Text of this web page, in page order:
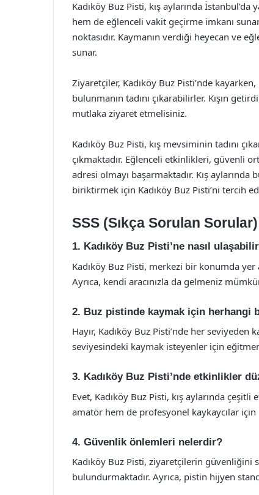
Kadıköy Buz Pisti, kış aylarında
hem de eğlenceli vakit geçirme imkanı
noktasıdır. Kaymanın verdiği heyecan ve
sunar.
Ziyaretçiler, Kadıköy Buz Pisti’nde
bulunmanın tadını çıkarabilirler. Kışın
mutlaka ziyaret etmelisiniz.
Kadıköy Buz Pisti, kış mevsiminin tadını
çıkmaktadır. Eğlenceli etkinlikleri, güvenli
adresi olmayı başarmaktadır. Kış
biriktirmek için Kadıköy Buz Pisti’ni tercih
SSS (Sıkça Sorulan Sorular)
1. Kadıköy Buz Pisti’ne nasıl
Kadıköy Buz Pisti, merkezi bir konumda yer
Ayrıca, kendi aracınızla da gelmeniz
2. Buz pistinde kaymak için herhangi
Hayır, Kadıköy Buz Pisti’nde her
seviyesindeki kaymak isteyenler için
3. Kadıköy Buz Pisti’nde etkinlikler
Evet, Kadıköy Buz Pisti, kış aylarında
amatör hem de profesyonel kaykaycılar için
4. Güvenlik önlemleri nelerdir?
Kadıköy Buz Pisti, ziyaretçilerin
bulundurmaktadır. Ayrıca, pistin hijyen